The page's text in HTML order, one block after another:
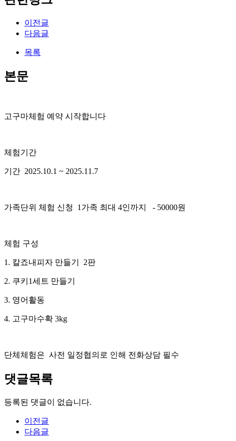
이전글
다음글
목록
본문
고구마체험 예약 시작합니다
체험기간
기간 2025.10.1 ~ 2025.11.7
가족단위 체험 신청 1가족 최대 4인까지 - 50000원
체험 구성
1. 칼죠내피자 만들기 2판
2. 쿠키1세트 만들기
3. 영어활동
4. 고구마수확 3kg
단체체험은 사전 일정협의로 인해 전화상담 필수
댓글목록
등록된 댓글이 없습니다.
이전글
다음글